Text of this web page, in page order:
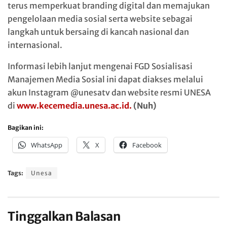
terus memperkuat branding digital dan memajukan
pengelolaan media sosial serta website sebagai
langkah untuk bersaing di kancah nasional dan
internasional.
Informasi lebih lanjut mengenai FGD Sosialisasi
Manajemen Media Sosial ini dapat diakses melalui
akun Instagram @unesatv dan website resmi UNESA
di www.kecemedia.unesa.ac.id. (Nuh)
Bagikan ini:
WhatsApp X Facebook
Tags: Unesa
Tinggalkan Balasan